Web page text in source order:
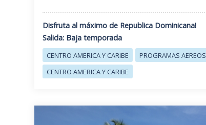
Disfruta al máximo de Republica Dominicana!
Salida: Baja temporada
CENTRO AMERICA Y CARIBE
PROGRAMAS AEREOS
CENTRO AMERICA Y CARIBE